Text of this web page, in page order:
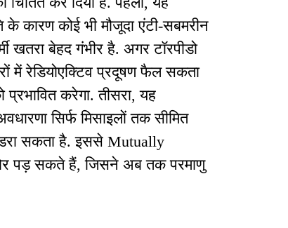
कारण कोई भी मौजूदा एंटी-सबमरीन
खतरा बेहद गंभीर है. अगर टॉरपीडो
में रेडियोएक्टिव प्रदूषण फैल सकता
करेगा. तीसरा, यह
सिर्फ मिसाइलों तक सीमित
सकता है. इससे Mutually
पड़ सकते हैं, जिसने अब तक परमाणु